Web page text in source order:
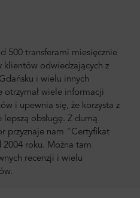
500 transferami miesięcznie
klientów odwiedzających z
i wielu innych
otrzymał wiele informacji
i upewnia się, że korzysta z
obsługę. Z dumą
przyznaje nam "Certyfikat
2004 roku. Można tam
recenzji i wielu